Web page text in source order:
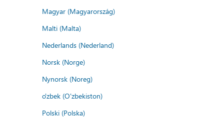
Magyar (Magyarország)
Malti (Malta)
Nederlands (Nederland)
Norsk (Norge)
Nynorsk (Noreg)
o'zbek (O'zbekiston)
Polski (Polska)